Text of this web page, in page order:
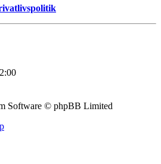
Software © phpBB Limited